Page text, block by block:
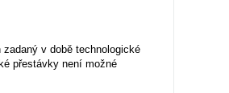
v době technologické
přestávky není možné